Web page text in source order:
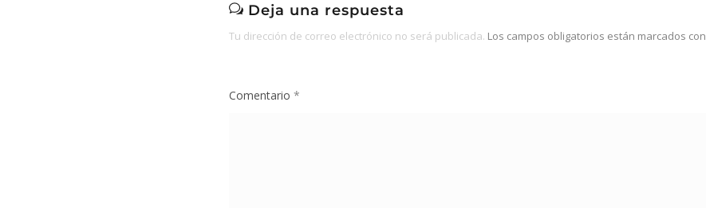
Deja una respuesta
Tu dirección de correo electrónico no será publicada. Los campos obligatorios están marcados con
Comentario *